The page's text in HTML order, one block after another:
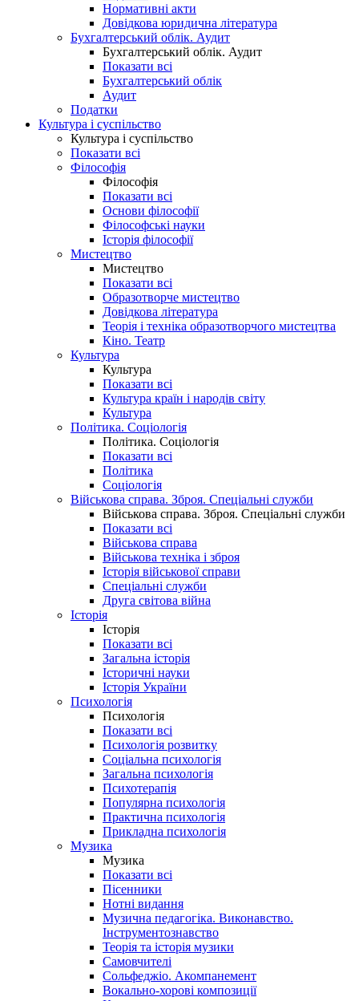
Нормативні акти
Довідкова юридична література
Бухгалтерський облік. Аудит
Бухгалтерський облік. Аудит
Показати всі
Бухгалтерський облік
Аудит
Податки
Культура і суспільство
Культура і суспільство
Показати всі
Філософія
Філософія
Показати всі
Основи філософії
Філософські науки
Історія філософії
Мистецтво
Мистецтво
Показати всі
Образотворче мистецтво
Довідкова література
Теорія і техніка образотворчого мистецтва
Кіно. Театр
Культура
Культура
Показати всі
Культура країн і народів світу
Культура
Політика. Соціологія
Політика. Соціологія
Показати всі
Політика
Соціологія
Військова справа. Зброя. Спеціальні служби
Військова справа. Зброя. Спеціальні служби
Показати всі
Військова справа
Військова техніка і зброя
Історія військової справи
Спеціальні служби
Друга світова війна
Історія
Історія
Показати всі
Загальна історія
Історичні науки
Історія України
Психологія
Психологія
Показати всі
Психологія розвитку
Соціальна психологія
Загальна психологія
Психотерапія
Популярна психологія
Практична психологія
Прикладна психологія
Музика
Музика
Показати всі
Пісенники
Нотні видання
Музична педагогіка. Виконавство.
Інструментознавство
Теорія та історія музики
Самовчителі
Сольфеджіо. Акомпанемент
Вокально-хорові композиції